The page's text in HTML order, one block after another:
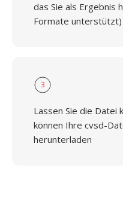
das Sie als Ergebnis
Formate unterstützt)
3
Lassen Sie die Datei
können Ihre cvsd-
herunterladen